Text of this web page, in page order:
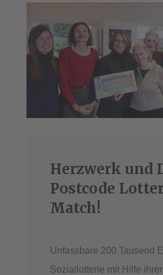
Herzwerk und
Postcode
Match!
Unfassbare 200 Tausend
Soziallotterie mit Hilfe